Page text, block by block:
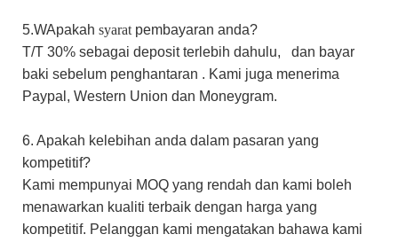
5.WApakah syarat pembayaran anda?
T/T 30% sebagai deposit terlebih dahulu,
dan bayar
baki sebelum penghantaran . Kami juga menerima
Paypal, Western Union dan Moneygram.
6. Apakah kelebihan anda dalam pasaran yang
kompetitif?
Kami mempunyai MOQ yang rendah dan kami boleh
menawarkan kualiti terbaik dengan harga yang
kompetitif. Pelanggan kami mengatakan bahawa kami